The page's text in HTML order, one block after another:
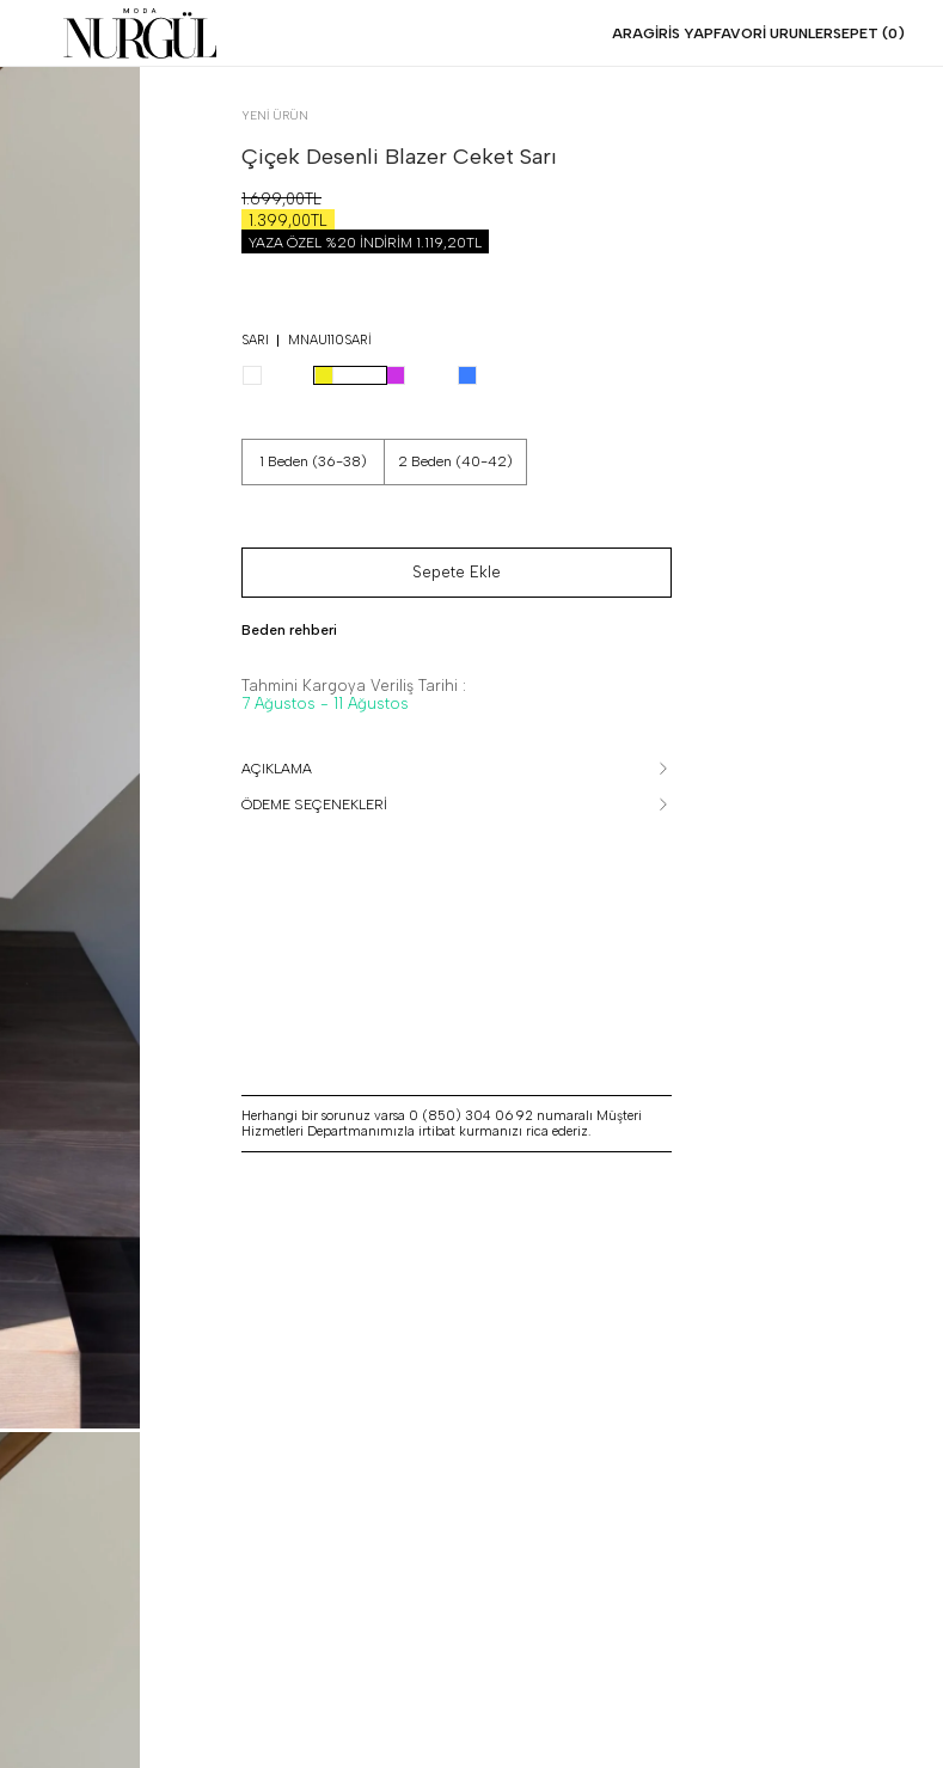
ARAGIRIS YAPFAVORI URUNLERSEPET (0 )
YENİ ÜRÜN
Çiçek Desenli Blazer Ceket Sarı
1.699,00TL
1.399,00TL
YAZA ÖZEL %20 İNDİRİM 1.119,20TL
SARI MNAU110SARI
1 Beden (36-38) 2 Beden (40-42)
Sepete Ekle
Beden rehberi
Tahmini Kargoya Veriliş Tarihi :
7 Ağustos - 11 Ağustos
AÇIKLAMA
ÖDEME SEÇENEKLERİ
Herhangi bir sorunuz varsa 0 (850) 304 06 92 numaralı Müşteri
Hizmetleri Departmanımızla irtibat kurmanızı rica ederiz.